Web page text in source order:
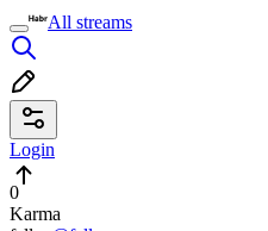
All streams
Login
0
Karma